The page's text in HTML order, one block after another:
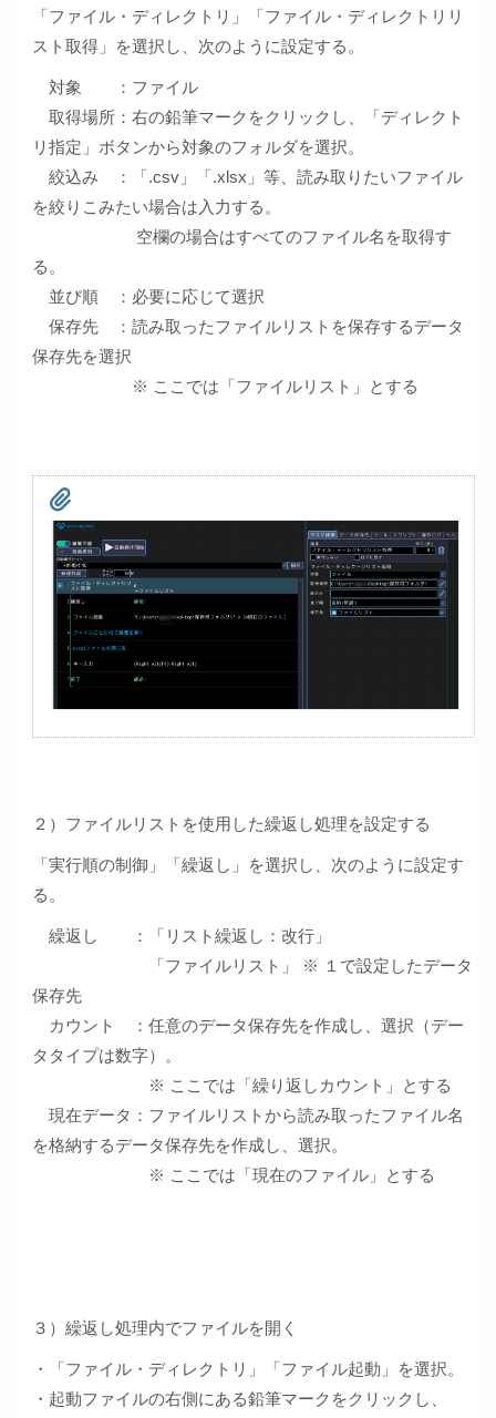
「ファイル・ディレクトリ」「ファイル・ディレクトリリ
スト取得」を選択し、次のように設定する。
対象 ：ファイル
取得場所：右の鉛筆マークをクリックし、「ディレクト
リ指定」ボタンから対象のフォルダを選択。
絞込み ：「.csv」「.xlsx」等、読み取りたいファイル
を絞りこみたい場合は入力する。
空欄の場合はすべてのファイル名を取得す
る。
並び順 ：必要に応じて選択
保存先 ：読み取ったファイルリストを保存するデータ
保存先を選択
※ ここでは「ファイルリスト」とする
２）ファイルリストを使用した繰返し処理を設定する
「実行順の制御」「繰返し」を選択し、次のように設定す
る。
繰返し ：「リスト繰返し：改行」
「ファイルリスト」 ※ １で設定したデータ
保存先
カウント ：任意のデータ保存先を作成し、選択（デー
タタイプは数字）。
※ ここでは「繰り返しカウント」とする
現在データ：ファイルリストから読み取ったファイル名
を格納するデータ保存先を作成し、選択。
※ ここでは「現在のファイル」とする
３）繰返し処理内でファイルを開く
・「ファイル・ディレクトリ」「ファイル起動」を選択。
・起動ファイルの右側にある鉛筆マークをクリックし、